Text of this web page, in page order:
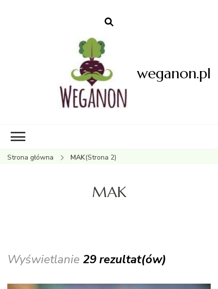
weganon.pl
Strona główna MAK(Strona 2)
MAK
Wyświetlanie 29 rezultat(ów)